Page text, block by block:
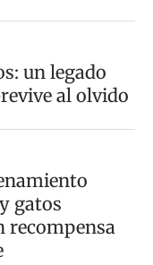
un legado
al olvido
gatos
recompensa